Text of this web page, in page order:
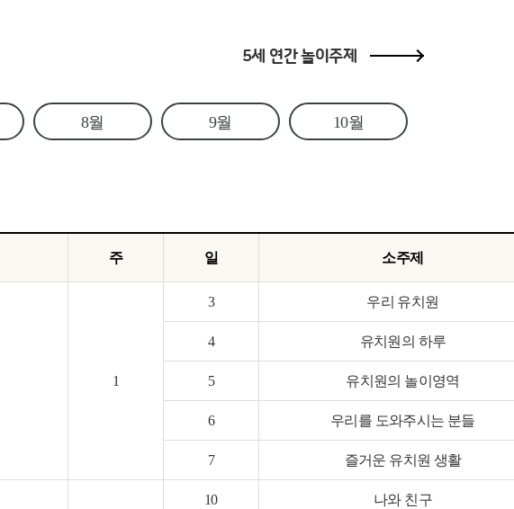
5세 연간 놀이주제
8월 9월 10월
주 일 소주제
1
3 우리 유치원
4 유치원의 하루
5 유치원의 놀이영역
6 우리를 도와주시는 분들
7 즐거운 유치원 생활
10 나와 친구